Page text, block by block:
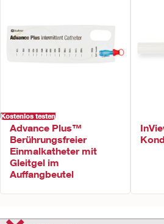
Kostenlos testen
Advance Plus™
Berührungsfreier
Einmalkatheter mit
Gleitgel im
Auffangbeutel